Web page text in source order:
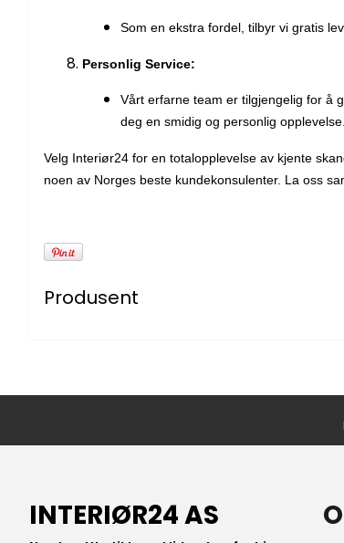
Som en ekstra fordel, tilbyr vi gratis
Personlig Service:
Vårt erfarne team er tilgjengelig for å
deg en smidig og personlig opplevelse.
Velg Interiør24 for en totalopplevelse av kjente
noen av Norges beste kundekonsulenter. La oss
Produsent
INTERIØR24 AS